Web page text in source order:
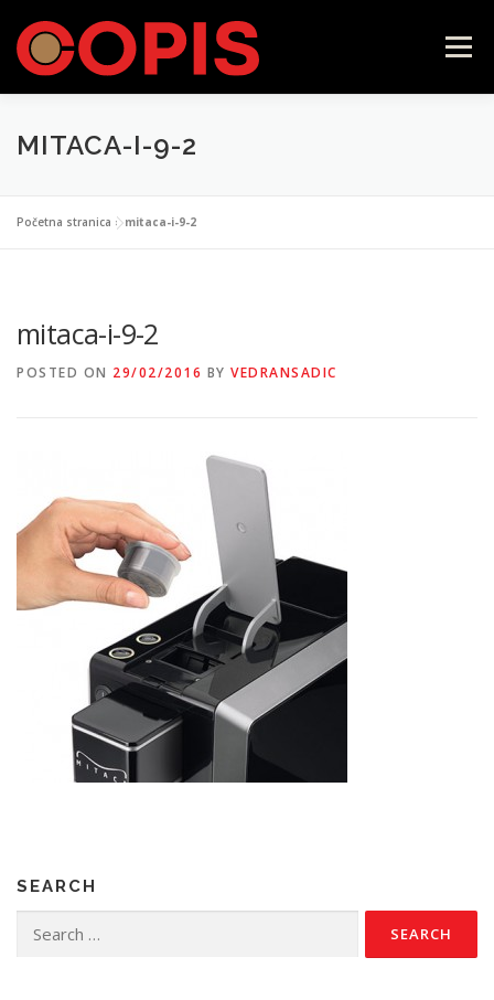
content
Menu
POČETNA LAVAZZA FIRMA
CAFFÉ VERGNANO
KONTAKT WEB SHOP
MITACA-I-9-2
Početna stranica »mitaca-i-9-2
mitaca-i-9-2
POSTED ON 29/02/2016 BY VEDRANSADIC
SEARCH
for: